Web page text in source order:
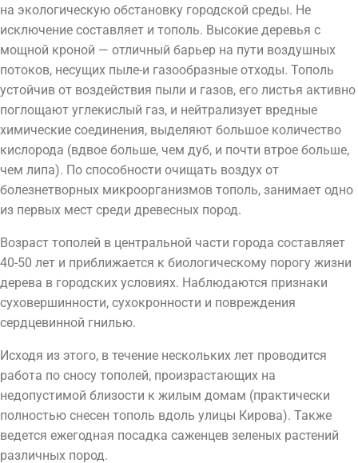
на экологическую обстановку городской среды. Не
исключение составляет и тополь. Высокие деревья с
мощной кроной — отличный барьер на пути воздушных
потоков, несущих пыле-и газообразные отходы. Тополь
устойчив от воздействия пыли и газов, его листья активно
поглощают углекислый газ, и нейтрализует вредные
химические соединения, выделяют большое количество
кислорода (вдвое больше, чем дуб, и почти втрое больше,
чем липа). По способности очищать воздух от
болезнетворных микроорганизмов тополь, занимает одно
из первых мест среди древесных пород.
Возраст тополей в центральной части города составляет
40-50 лет и приближается к биологическому порогу жизни
дерева в городских условиях. Наблюдаются признаки
суховершинности, сухокронности и повреждения
сердцевинной гнилью.
Исходя из этого, в течение нескольких лет проводится
работа по сносу тополей, произрастающих на
недопустимой близости к жилым домам (практически
полностью снесен тополь вдоль улицы Кирова). Также
ведется ежегодная посадка саженцев зеленых растений
различных пород.